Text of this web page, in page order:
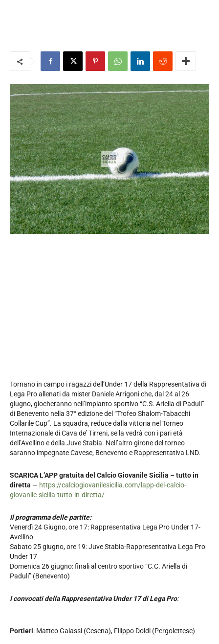
Tornano in campo i ragazzi dell’Under 17 della Rappresentativa di
Lega Pro allenati da mister Daniele Arrigoni che, dal 24 al 26
giugno, giocheranno nell’impianto sportivo “C.S. Ariella di Paduli”
di Benevento nella 37° edizione del “Trofeo Shalom-Tabacchi
Collarile Cup”. La squadra, reduce dalla vittoria nel Torneo
Internazionale di Cava de’ Tirreni, se la vedrà con i pari età
dell’Avellino e della Juve Stabia. Nell’altro girone del torneo
saranno impegnate Cavese, Benevento e Rappresentativa LND.
SCARICA L’APP gratuita del Calcio Giovanile Sicilia – tutto in
diretta — https://calciogiovanilesicilia.com/lapp-del-calcio-
giovanile-sicilia-tutto-in-diretta/
Il programma delle partite:
Venerdì 24 Giugno, ore 17: Rappresentativa Lega Pro Under 17-
Avellino
Sabato 25 giugno, ore 19: Juve Stabia-Rappresentativa Lega Pro
Under 17
Domenica 26 giugno: finali al centro sportivo “C.C. Ariella di
Paduli” (Benevento)
I convocati della Rappresentativa Under 17 di Lega Pro:
Portieri: Matteo Galassi (Cesena), Filippo Doldi (Pergolettese)